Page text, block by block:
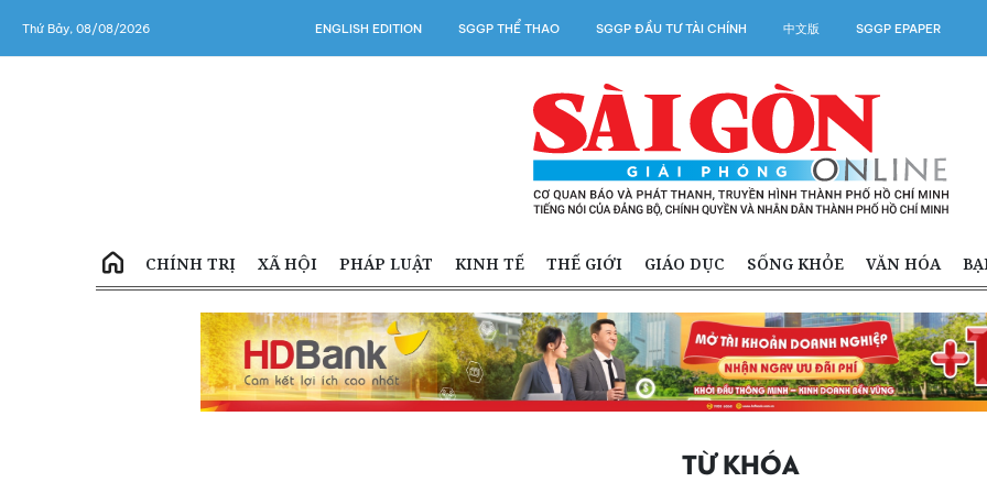
Thứ Bảy, 08/08/2026 ENGLISH EDITION SGGP THỂ THAO SGGP ĐẦU TƯ TÀI CHÍNH 中文版 SGGP EPAPER
CHÍNH TRỊ XÃ HỘI PHÁP LUẬT KINH TẾ THẾ GIỚI GIÁO DỤC SỐNG KHỎE VĂN HÓA
TỪ KHÓA